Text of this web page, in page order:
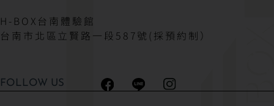
H-BOX台南體驗館
台南市北區立賢路一段587號(採預約制）
FOLLOW US